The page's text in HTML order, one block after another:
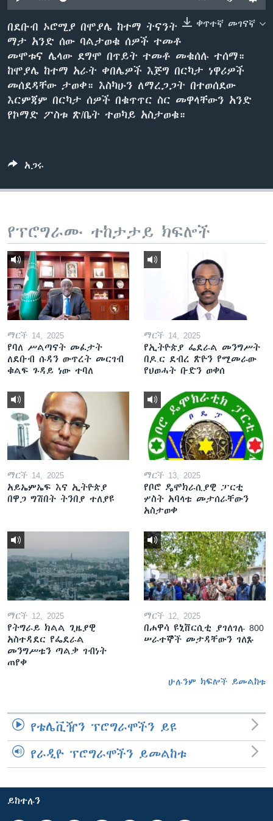
ቋንቋዎች
ቀጥተኛ መገናኛ
በደቡብ ኦሮሚያ በሞያሌ ከተማ ትናንት
ማታ አንድ ሰው ባልታወቁ ሰዎች ተመቶ
መሞቱና ሌላው ደግሞ በጥይት ተመቶ መቁሰሉ ተሰማ።
ከሞያሌ ከተማ አራት ቀበሌዎች እጅግ በርካታ ነዋሪዎች
መሰደዳቸው ታወቀ። እስካሁን ለማረጋጋት በተወሰደው
እርምጃም በርካታ ሰዎች በቁጥጥር ስር መዋላቸውን አንድ
የኮማድ ፖስቱ ጽ/ቤት ተወካይ አስታወቁ።
አጋሩ
የፕሮግራሙ ተከታታይ ክፍሎች
ማርች 14, 2025
የባለ ሥልጣናት መፈታት
ለደቡብ ሱዳን ውጥረት መርገብ
ቁልፍ ጉዳይ ነው ተባለ
ማርች 14, 2025
የኢትዮጵያ ፌደራል መንግሥት
በዶ.ር ደብረ ጽዮን የሚመራው
የህወሓት ቡድን ወቀሰ
ማርች 14, 2025
አይኤምኤፍ እና ኢትዮጵያ
በዋጋ ግሽበት ትንበያ ተለያዩ
ማርች 13, 2025
የቦሮ ዴሞክራሲያዊ ፓርቲ
ሦስት አባላቱ መታሰራቸውን
አስታወቀ
ማርች 12, 2025
የትግራይ ክልል ጊዜያዊ
አስተዳደር የፌደራል
መንግሥቱን ጣልቃ ገብነት
ጠየቀ
ማርች 12, 2025
በሐዋሳ ዩኒቨርሲቲ ያገለገሉ 800
ሠራተኞች መታዳቸውን ገለጹ
ሁሉንም ክፍሎች ይመልከቱ
የቴሌቪዥን ፕሮግራሞችን ይዩ
የራዲዮ ፕሮግራሞችን ይመልከቱ
ይከተሉን